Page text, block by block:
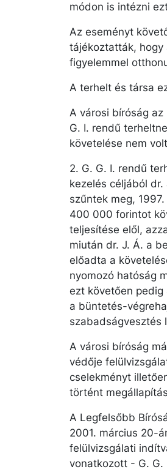
módon is intézni
Az eseményt
tájékoztatták, hogy
figyelemmel
A terhelt és társa
A városi bíróság
G. I. rendű
követelése nem
2. G. G. I. rendű
kezelés céljából
szűntek meg,
400 000 forintot
teljesítése elől,
miután dr. J. Á. a
előadta a
nyomozó hatóság
ezt követően
a büntetés-
szabadságvesztés
A városi bíróság
védője
cselekményt
történt
A Legfelsőbb
2001. március 20-
felülvizsgálati
vonatkozott - G.